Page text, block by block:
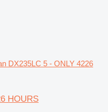
DX235LC 5 - ONLY 4226
HOURS